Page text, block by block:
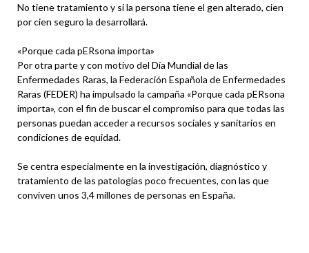
No tiene tratamiento y si la persona tiene el gen alterado, cien
por cien seguro la desarrollará.
«Porque cada pERsona importa»
Por otra parte y con motivo del Día Mundial de las
Enfermedades Raras, la Federación Española de Enfermedades
Raras (FEDER) ha impulsado la campaña «Porque cada pERsona
importa», con el fin de buscar el compromiso para que todas las
personas puedan acceder a recursos sociales y sanitarios en
condiciones de equidad.
Se centra especialmente en la investigación, diagnóstico y
tratamiento de las patologías poco frecuentes, con las que
conviven unos 3,4 millones de personas en España.